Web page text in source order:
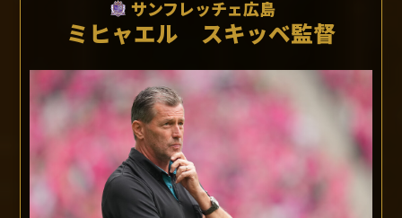
年も、Jリーグの白熱した試合は、私たちは勿論、多くの方
にたくさんの勇気と感動を与えてくれました。そのリーグの
盛り上がりを支える監督の皆様のご尽力に心からの敬意を表
スイートルーム：ペア4泊5日の旅』を進呈いたします。直行
便で行ける南の島サイパンで、癒しのひとときをお過ごしく
ださい。